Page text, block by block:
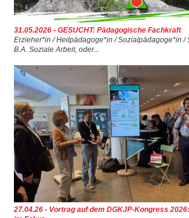
31.05.2026 - GESUCHT: Pädagogische Fachkraft
Erzieher*in / Heilpädagoge*in / Sozialpädagoge*in /
B.A. Soziale Arbeit, oder...
27.04.26 - Vortrag auf dem DGKJP-Kongress